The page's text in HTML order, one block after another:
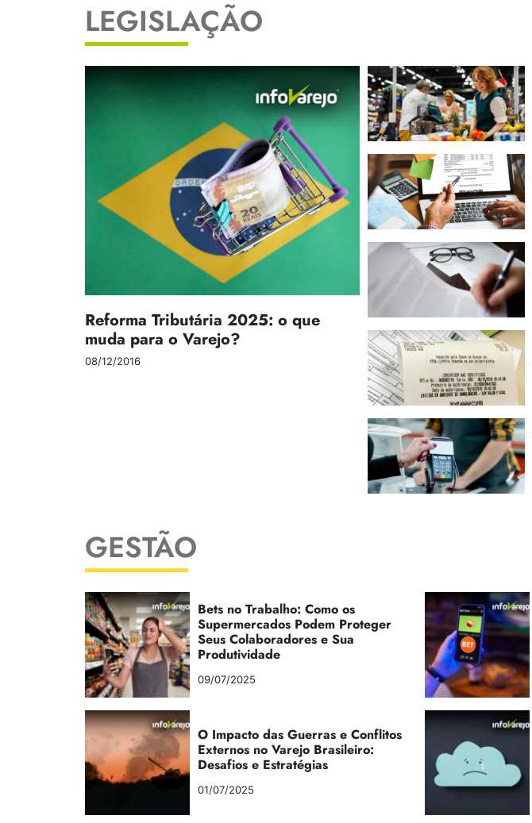
LEGISLAÇÃO
Reforma Tributária 2025: o que
muda para o Varejo?
08/12/2016
GESTÃO
Bets no Trabalho: Como os
Supermercados Podem Proteger
Seus Colaboradores e Sua
Produtividade
09/07/2025
O Impacto das Guerras e Conflitos
Externos no Varejo Brasileiro:
Desafios e Estratégias
01/07/2025